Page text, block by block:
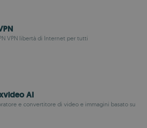
VPN libertà di Internet per tutti
AI
e convertitore di video e immagini basato su